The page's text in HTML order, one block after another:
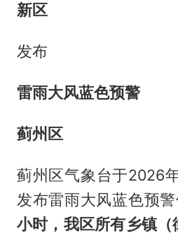
新区
发布
雷雨大风蓝色预警
蓟州区
蓟州区气象台于2026
发布雷雨大风蓝色预
小时，我区所有乡镇